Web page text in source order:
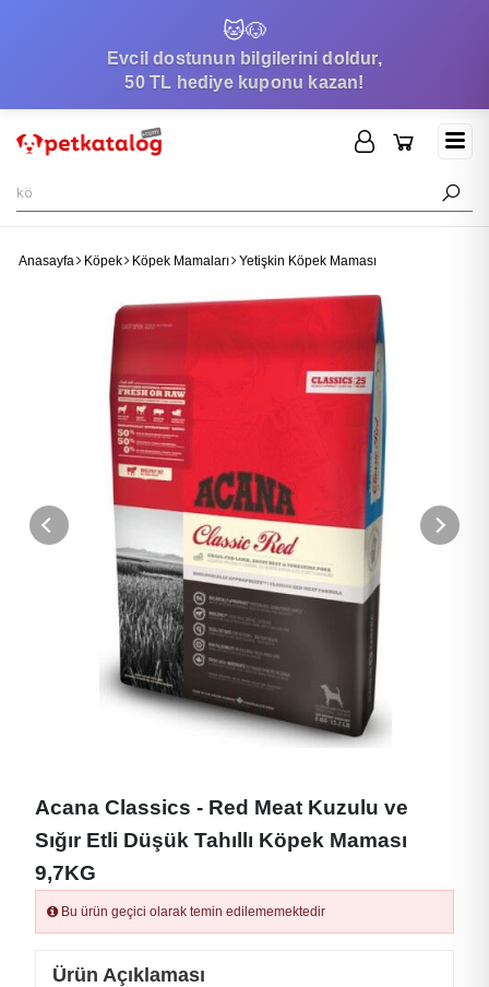
🐱🐶
Evcil dostunun bilgilerini doldur,
50 TL hediye kuponu kazan!
Anasayfa Köpek Köpek Mamaları Yetişkin Köpek Maması
Acana Classics - Red Meat Kuzulu ve
Sığır Etli Düşük Tahıllı Köpek Maması
9,7KG
Bu ürün geçici olarak temin edilememektedir
Ürün Açıklaması